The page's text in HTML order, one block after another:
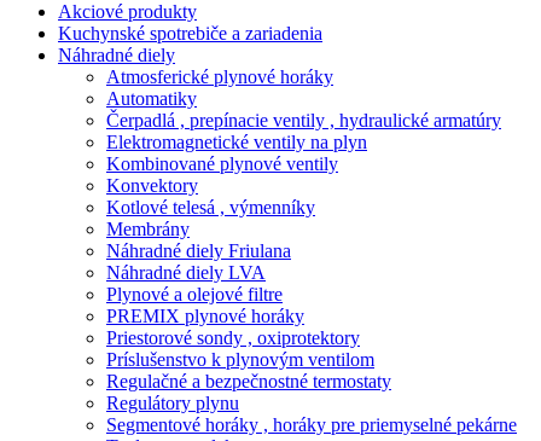
Akciové produkty
Kuchynské spotrebiče a zariadenia
Náhradné diely
Atmosferické plynové horáky
Automatiky
Čerpadlá , prepínacie ventily , hydraulické armatúry
Elektromagnetické ventily na plyn
Kombinované plynové ventily
Konvektory
Kotlové telesá , výmenníky
Membrány
Náhradné diely Friulana
Náhradné diely LVA
Plynové a olejové filtre
PREMIX plynové horáky
Priestorové sondy , oxiprotektory
Príslušenstvo k plynovým ventilom
Regulačné a bezpečnostné termostaty
Regulátory plynu
Segmentové horáky , horáky pre priemyselné pekárne